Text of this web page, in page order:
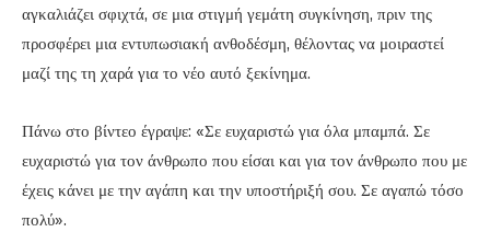
αγκαλιάζει σφιχτά, σε μια στιγμή γεμάτη συγκίνηση, πριν της
προσφέρει μια εντυπωσιακή ανθοδέσμη, θέλοντας να μοιραστεί
μαζί της τη χαρά για το νέο αυτό ξεκίνημα.
Πάνω στο βίντεο έγραψε: «Σε ευχαριστώ για όλα μπαμπά. Σε
ευχαριστώ για τον άνθρωπο που είσαι και για τον άνθρωπο που με
έχεις κάνει με την αγάπη και την υποστήριξή σου. Σε αγαπώ τόσο
πολύ».